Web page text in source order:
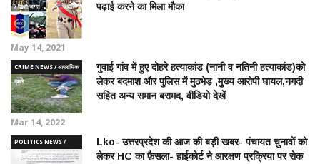
/ शिक्षा जगत
पढ़ाई करने का मिला मौका
May 14, 2021
CRIME NEWS / आपराधिक
ख़बरे
गुवाई गांव में हुए दोहरे हत्याकांड (नानी व नतिनी हत्याकांड)को
लेकर बदमाश और पुलिस में मुठभेड़ ,मुख्य आरोपी घायल,नगदी
सहित अन्य समान बरामद, वीडियो देखें
Mar 14, 2022
POLITICS NEWS /
राजनीतिक समाचार
Lko- उत्तरप्रदेश की आज की बड़ी खबर- पंचायत चुनावों को
लेकर HC का फ़ैसला- हाईकोर्ट ने आरक्षण प्रक्रिया पर रोक